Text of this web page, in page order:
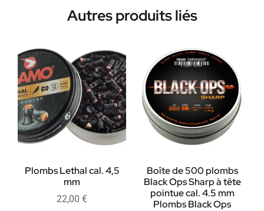
Autres produits liés
Plombs Lethal cal. 4,5
mm
22,00 €
Boîte de 500 plombs
Black Ops Sharp à tête
pointue cal. 4.5 mm
Plombs Black Ops